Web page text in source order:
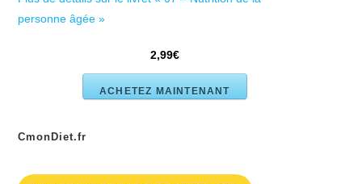
personne âgée »
2,99€
ACHETEZ MAINTENANT
CmonDiet.fr